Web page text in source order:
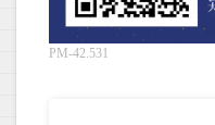
PM-42.531